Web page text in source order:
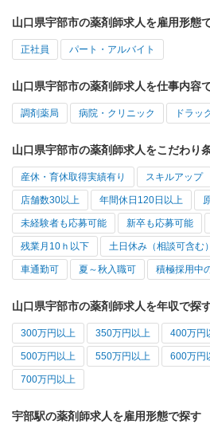
山口県宇部市の薬剤師求人を雇用形態
正社員 パート・アルバイト
山口県宇部市の薬剤師求人を仕事内容
調剤薬局 病院・クリニック ドラッ
山口県宇部市の薬剤師求人をこだわり
産休・育休取得実績有り スキルアップ
店舗数30以上 年間休日120日以上
未経験者も応募可能 新卒も応募可能
残業月10ｈ以下 土日休み（相談可含む）
車通勤可 夏～秋入職可 積極採用中
山口県宇部市の薬剤師求人を年収で探
300万円以上 350万円以上 400万円
500万円以上 550万円以上 600万円
700万円以上
宇部駅の薬剤師求人を雇用形態で探す